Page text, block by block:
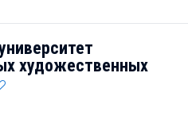
художественных